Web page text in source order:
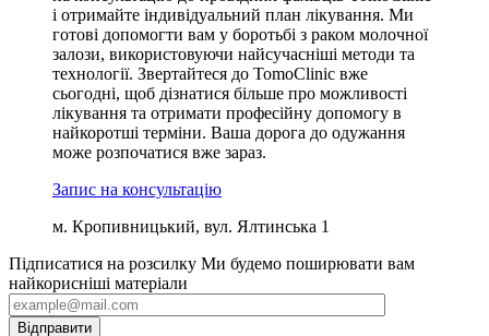
і отримайте індивідуальний план лікування. Ми
готові допомогти вам у боротьбі з раком молочної
залози, використовуючи найсучасніші методи та
технології. Звертайтеся до TomoClinic вже
сьогодні, щоб дізнатися більше про можливості
лікування та отримати професійну допомогу в
найкоротші терміни. Ваша дорога до одужання
може розпочатися вже зараз.
Запис на консультацію
м. Кропивницький, вул. Ялтинська 1
Підписатися на розсилку Ми будемо поширювати вам
найкорисніші матеріали